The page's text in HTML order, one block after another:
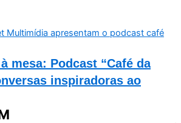
mesa: Podcast “Café da
inspiradoras ao